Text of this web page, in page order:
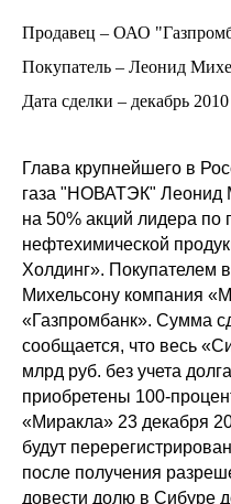
Продавец – ОАО
Покупатель – Леонид
Дата сделки – декабрь 2010
Глава крупнейшего в
газа "НОВАТЭК" Леонид
на 50% акций лидера по
нефтехимической
Холдинг». Покупателем
Михельсону компания
«Газпромбанк». Сумма
сообщается, что весь
млрд руб. без учета
приобретены 100-
«Миракла» 23 декабря
будут
после получения
довести долю в Сибype